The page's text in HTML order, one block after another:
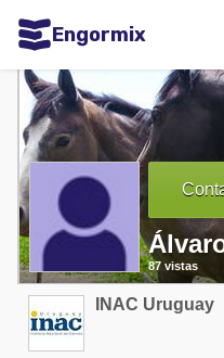
Engormix
Comunidades en español
Agricultura
Balanceados - Piensos
Avicultura
Ganadería
Lechería
Micotoxinas
87 vistas
INAC Uruguay